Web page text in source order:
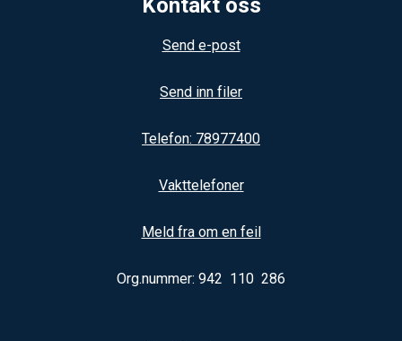
Kontakt oss
Send e-post
Send inn filer
Telefon: 78977400
Vakttelefoner
Meld fra om en feil
Org.nummer: 942 110 286